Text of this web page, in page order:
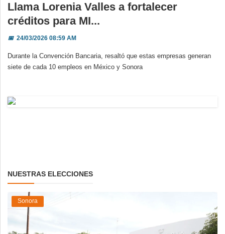
Llama Lorenia Valles a fortalecer
créditos para MI...
📅24/03/2026 08:59 AM
Durante la Convención Bancaria, resaltó que estas empresas generan
siete de cada 10 empleos en México y Sonora
NUESTRAS ELECCIONES
Sonora